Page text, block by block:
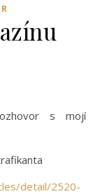
detail/2520-